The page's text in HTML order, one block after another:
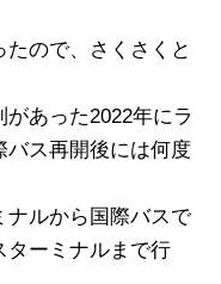
ので、さくさくと
あった2022年にラ
バス再開後には何度
ナルから国際バスで
ターミナルまで行